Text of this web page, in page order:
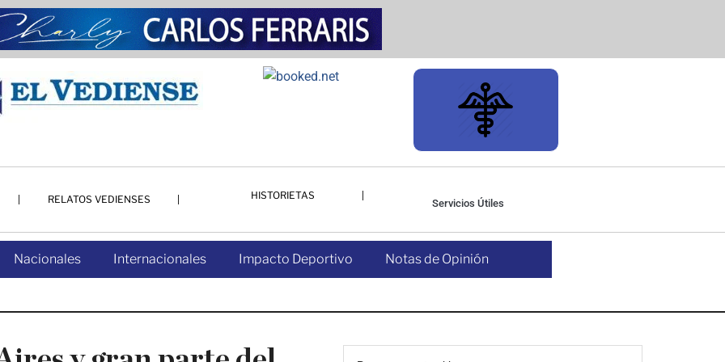
RELATOS VEDIENSES HISTORIETAS
Servicios Útiles
Nacionales Internacionales Impacto Deportivo Notas de Opinión